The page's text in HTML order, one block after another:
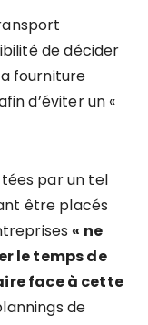
de décider
fourniture
d’éviter un «
par un tel
être placés
« ne
letemps de
faceà cette
de